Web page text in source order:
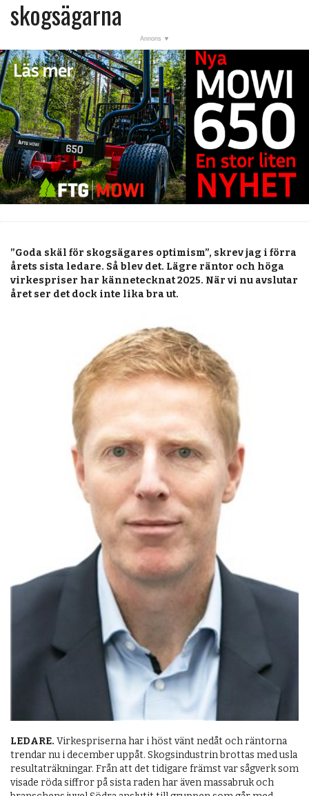
KALENDER
MARKNAD
PRENUMERERA
ANNONSERA
OM OSS
BUTIK
skogsägarna
”Goda skäl för skogsägares optimism”, skrev jag i förra
årets sista ledare. Så blev det. Lägre räntor och höga
virkespriser har kännetecknat 2025. När vi nu avslutar
året ser det dock inte lika bra ut.
LEDARE. Virkespriserna har i höst vänt nedåt och räntorna
trendar nu i december uppåt. Skogsindustrin brottas med usla
resultaträkningar. Från att det tidigare främst var sågverk som
visade röda siffror på sista raden har även massabruk och